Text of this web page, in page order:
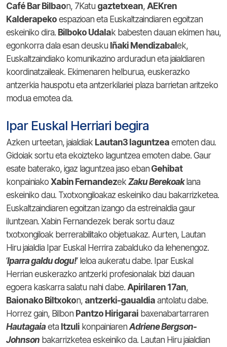
Café Bar Bilbaon, 7Katu gaztetxean, AEKren
Kalderapeko espazioan eta Euskaltzaindiaren egoitzan
eskeiniko dira. Bilboko Udalak babesten dauan ekimen hau,
egonkorra dala esan deusku Iñaki Mendizabalek,
Euskaltzaindiako komunikazino arduradun eta jaialdiaren
koordinatzaileak. Ekimenaren helburua, euskerazko
antzerkia hauspotu eta antzerkilariei plaza barrietan aritzeko
modua emotea da.
Ipar Euskal Herriari begira
Azken urteetan, jaialdiak Lautan3 laguntzea emoten dau.
Gidoiak sortu eta ekoizteko laguntzea emoten dabe. Gaur
esate baterako, igaz laguntzea jaso eban Gehibat
konpainiako Xabin Fernandezek Zaku Berekoaklana
eskeiniko dau. Txotxongiloakaz eskeiniko dau bakarrizketea.
Euskaltzaindiaren egoitzan izango da estreinaldia gaur
iluntzean. Xabin Fernandezek berak sortu dauz
txotxongiloak berrerabilitako objetuakaz. Aurten, Lautan
Hiru jaialdia Ipar Euskal Herrira zabalduko da lehenengoz.
‘Iparra galdu dogu!‘ leloa aukeratu dabe. Ipar Euskal
Herrian euskerazko antzerki profesionalak bizi dauan
egoera kaskarra salatu nahi dabe. Apirilaren 17an,
Baionako Biltxokon, antzerki-gaualdia antolatu dabe.
Horrez gain, Bilbon Pantzo Hirigarai baxenabartarraren
Hautagaiaeta Itzuli konpainiaren Adriene Bergson-
Johnson bakarrizketea eskeiniko da. Lautan Hiru jaialdian